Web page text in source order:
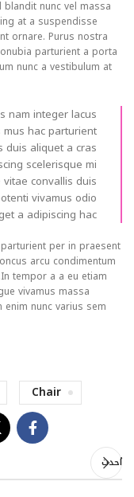
nunc vel massa
at a suspendisse
ornare. Purus nostra
parturient a porta
nunc a vestibulum at
nam integer lacus
hac parturient
duis aliquet a cras
scelerisque mi
convallis duis
vivamus odio
a adipiscing hac.
per in praesent
arcu condimentum
tempor a a eu etiam
vivamus massa
nunc varius sem
Chair
أحدث